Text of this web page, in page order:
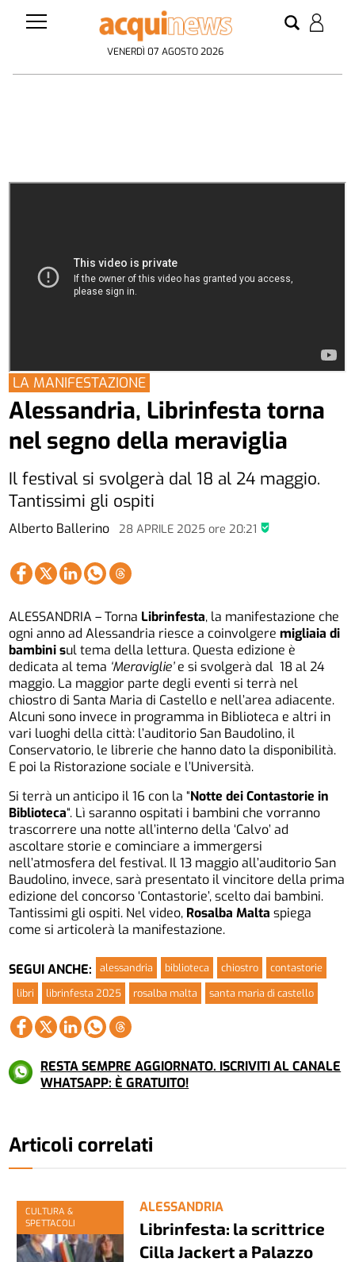
VENERDÌ 07 AGOSTO 2026
Alberto Ballerino 28 APRILE 2025ore 20:21
LA MANIFESTAZIONE
Alessandria, Librinfesta torna
nel segno della meraviglia
Il festival si svolgerà dal 18 al 24 maggio.
Tantissimi gli ospiti
ALESSANDRIA – Torna Librinfesta, la manifestazione che
ogni anno ad Alessandria riesce a coinvolgeremigliaia di
bambini sul tema della lettura. Questa edizione è
dedicata al tema ‘Meraviglie’e si svolgerà dal 18 al 24
maggio. La maggior parte degli eventi si terrà nel
chiostro di Santa Maria di Castello e nell’area adiacente.
Alcuni sono invece in programma in Biblioteca e altri in
vari luoghi della città: l’auditorio San Baudolino, il
Conservatorio, le librerie che hanno dato la disponibilità.
E poi la Ristorazione sociale e l’Università.
Si terrà un anticipo il 16 con la “Notte dei Contastorie in
Biblioteca“. Lì saranno ospitati i bambini che vorranno
trascorrere una notte all’interno della ‘Calvo’ ad
ascoltare storie e cominciare a immergersi
nell’atmosfera del festival. Il 13 maggio all’auditorio San
Baudolino, invece, sarà presentato il vincitore della prima
edizione del concorso ‘Contastorie’, scelto dai bambini.
Tantissimi gli ospiti. Nel video, Rosalba Malta spiega
come si articolerà la manifestazione.
SEGUI ANCHE: alessandria biblioteca chiostro
contastorie
libri
librinfesta 2025 rosalba malta santa maria di castello
RESTA SEMPRE AGGIORNATO. ISCRIVITI AL CANALE
WHATSAPP: È GRATUITO!
Articoli correlati
CULTURA &
SPETTACOLI
ALESSANDRIA
Librinfesta: la scrittrice
Cilla Jackert a Palazzo